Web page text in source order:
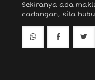
Sekiranya ada
cadangan, sila